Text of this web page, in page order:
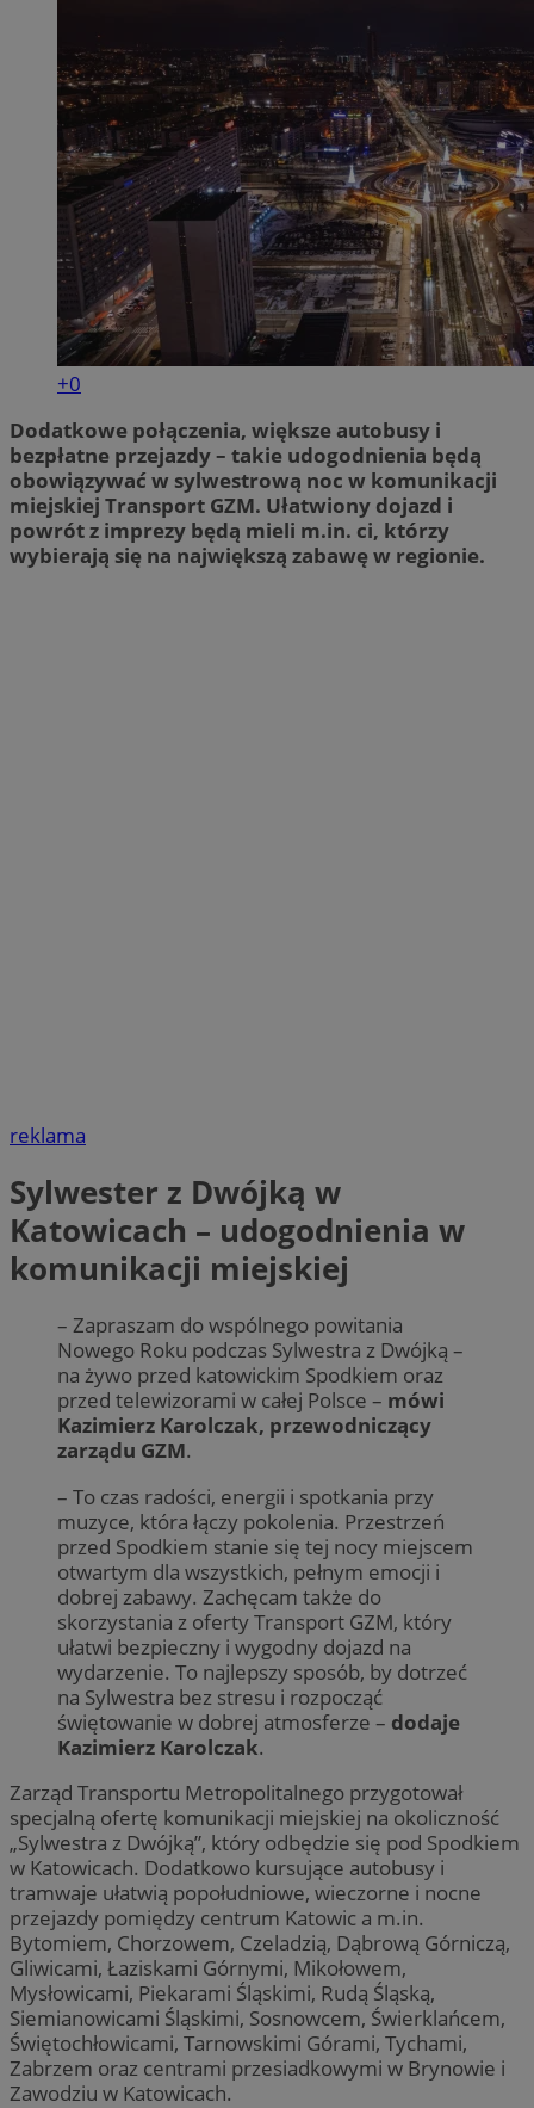
+0
Dodatkowe połączenia, większe autobusy i
bezpłatne przejazdy – takie udogodnienia będą
obowiązywać w sylwestrową noc w komunikacji
miejskiej Transport GZM. Ułatwiony dojazd i
powrót z imprezy będą mieli m.in. ci, którzy
wybierają się na największą zabawę w regionie.
reklama
Sylwester z Dwójką w
Katowicach – udogodnienia w
komunikacji miejskiej
– Zapraszam do wspólnego powitania
Nowego Roku podczas Sylwestra z Dwójką –
na żywo przed katowickim Spodkiem oraz
przed telewizorami w całej Polsce – mówi
Kazimierz Karolczak, przewodniczący
zarządu GZM.
– To czas radości, energii i spotkania przy
muzyce, która łączy pokolenia. Przestrzeń
przed Spodkiem stanie się tej nocy miejscem
otwartym dla wszystkich, pełnym emocji i
dobrej zabawy. Zachęcam także do
skorzystania z oferty Transport GZM, który
ułatwi bezpieczny i wygodny dojazd na
wydarzenie. To najlepszy sposób, by dotrzeć
na Sylwestra bez stresu i rozpocząć
świętowanie w dobrej atmosferze – dodaje
Kazimierz Karolczak.
Zarząd Transportu Metropolitalnego przygotował
specjalną ofertę komunikacji miejskiej na okoliczność
„Sylwestra z Dwójką”, który odbędzie się pod Spodkiem
w Katowicach. Dodatkowo kursujące autobusy i
tramwaje ułatwią popołudniowe, wieczorne i nocne
przejazdy pomiędzy centrum Katowic a m.in.
Bytomiem, Chorzowem, Czeladzią, Dąbrową Górniczą,
Gliwicami, Łaziskami Górnymi, Mikołowem,
Mysłowicami, Piekarami Śląskimi, Rudą Śląską,
Siemianowicami Śląskimi, Sosnowcem, Świerklańcem,
Świętochłowicami, Tarnowskimi Górami, Tychami,
Zabrzem oraz centrami przesiadkowymi w Brynowie i
Zawodziu w Katowicach.